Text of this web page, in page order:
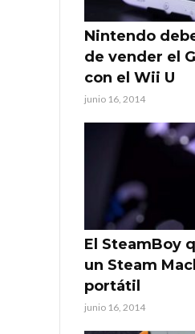
Nintendo
de vender el
con el Wii U
junio 16, 2014
El SteamBoy
un Steam
portátil
junio 16, 2014